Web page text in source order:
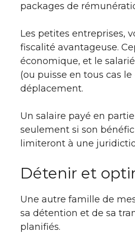
packages de
Les petites entreprises,
fiscalité avantageuse.
économique, et le
(ou puisse en tous cas
déplacement.
Un salaire payé en
seulement si son
limiteront à une
Détenir et
Une autre famille de
sa détention et de sa
planifiés.